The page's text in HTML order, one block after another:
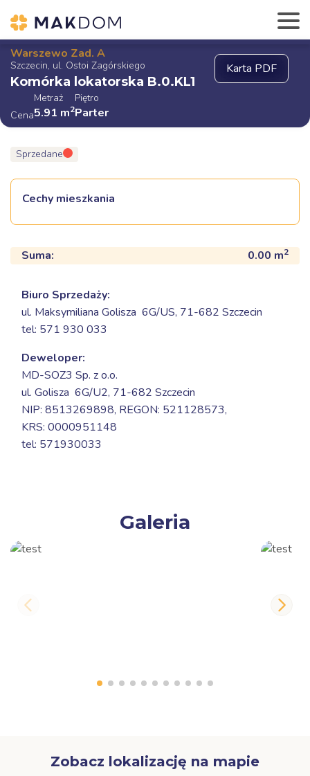
Warszewo Zad. A
Szczecin, ul. Ostoi Zagórskiego
Komórka lokatorska B.0.KL1
Cena
Metraż
5.91 m2
Piętro
Parter
Sprzedane
Cechy mieszkania
Suma: 0.00 m2
Biuro Sprzedaży:
ul. Maksymiliana Golisza 6G/US, 71-682 Szczecin
tel: 571 930 033
Deweloper:
MD-SOZ3 Sp. z o.o.
ul. Golisza 6G/U2, 71-682 Szczecin
NIP: 8513269898, REGON: 521128573,
KRS: 0000951148
tel: 571930033
Galeria
Zobacz lokalizację na mapie